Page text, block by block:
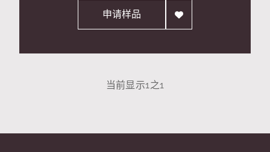
申请样品
当前显示1之1